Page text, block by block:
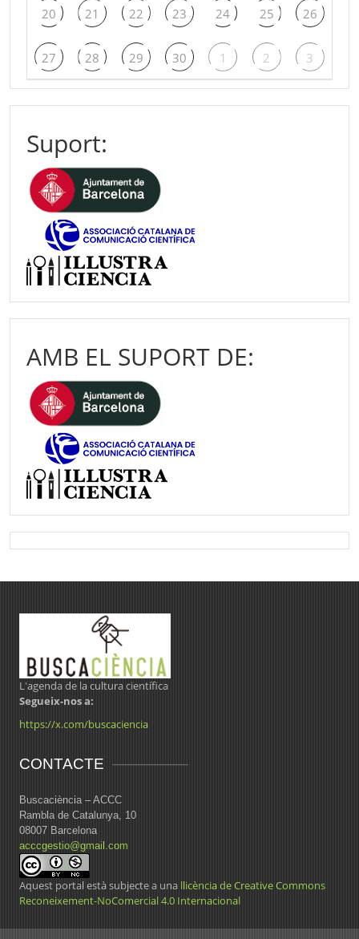
20 21 22 23 24 25 26
27 28 29 30 1 2 3
Suport:
AMB EL SUPORT DE:
L'agenda de la cultura científica
Segueix-nos a:
https://x.com/buscaciencia
CONTACTE
Buscaciència – ACCC
Rambla de Catalunya, 10
08007 Barcelona
acccgestio@gmail.com
Aquest portal està subjecte a una llicència de Creative Commons
Reconeixement-NoComercial 4.0 Internacional